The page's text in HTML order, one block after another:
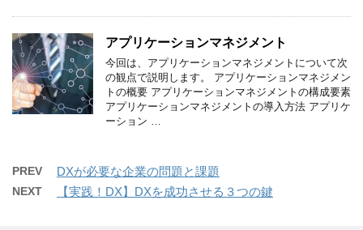
アプリケーションマネジメント
今回は、アプリケーションマネジメントについて次
の観点で説明します。 アプリケーションマネジメン
トの概要 アプリケーションマネジメントの構成要素
アプリケーションマネジメントの導入方法 アプリケ
ーション …
PREV DXが必要な企業の問題と課題
NEXT 【実践！DX】DXを成功させる３つの鍵